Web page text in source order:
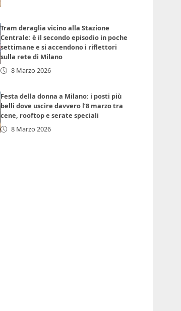
Tram deraglia vicino alla Stazione
Centrale: è il secondo episodio in poche
settimane e si accendono i riflettori
sulla rete di Milano
8 Marzo 2026
Festa della donna a Milano: i posti più
belli dove uscire davvero l’8 marzo tra
cene, rooftop e serate speciali
8 Marzo 2026